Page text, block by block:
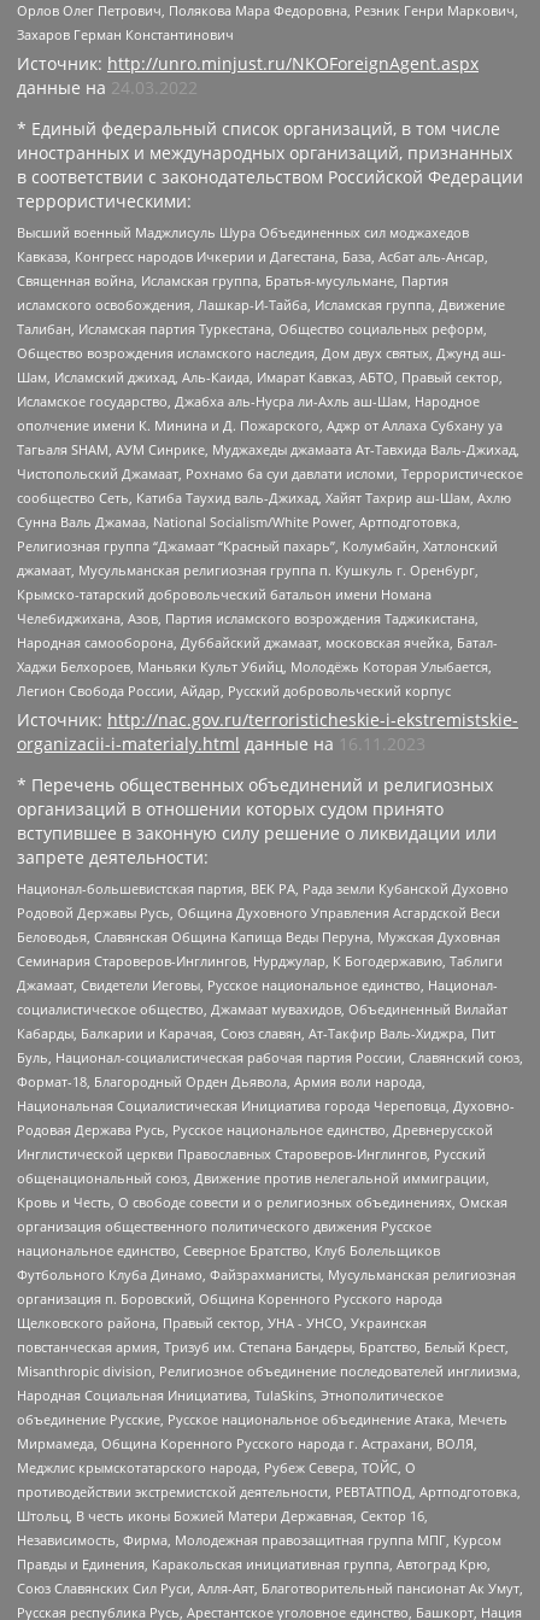
Орлов Олег Петрович, Полякова Мара Федоровна, Резник Генри Маркович,
Захаров Герман Константинович
Источник: http://unro.minjust.ru/NKOForeignAgent.aspx
данные на 24.03.2022
* Единый федеральный список организаций, в том числе
иностранных и международных организаций, признанных
в соответствии с законодательством Российской Федерации
террористическими:
Высший военный Маджлисуль Шура Объединенных сил моджахедов
Кавказа, Конгресс народов Ичкерии и Дагестана, База, Асбат аль-Ансар,
Священная война, Исламская группа, Братья-мусульмане, Партия
исламского освобождения, Лашкар-И-Тайба, Исламская группа, Движение
Талибан, Исламская партия Туркестана, Общество социальных реформ,
Общество возрождения исламского наследия, Дом двух святых, Джунд аш-
Шам, Исламский джихад, Аль-Каида, Имарат Кавказ, АБТО, Правый сектор,
Исламское государство, Джабха аль-Нусра ли-Ахль аш-Шам, Народное
ополчение имени К. Минина и Д. Пожарского, Аджр от Аллаха Субхану уа
Тагьаля SHAM, АУМ Синрике, Муджахеды джамаата Ат-Тавхида Валь-Джихад,
Чистопольский Джамаат, Рохнамо ба суи давлати исломи, Террористическое
сообщество Сеть, Катиба Таухид валь-Джихад, Хайят Тахрир аш-Шам, Ахлю
Сунна Валь Джамаа, National Socialism/White Power, Артподготовка,
Религиозная группа “Джамаат “Красный пахарь”, Колумбайн, Хатлонский
джамаат, Мусульманская религиозная группа п. Кушкуль г. Оренбург,
Крымско-татарский добровольческий батальон имени Номана
Челебиджихана, Азов, Партия исламского возрождения Таджикистана,
Народная самооборона, Дуббайский джамаат, московская ячейка, Батал-
Хаджи Белхороев, Маньяки Культ Убийц, Молодёжь Которая Улыбается,
Легион Свобода России, Айдар, Русский добровольческий корпус
Источник: http://nac.gov.ru/terroristicheskie-i-ekstremistskie-
organizacii-i-materialy.html данные на 16.11.2023
* Перечень общественных объединений и религиозных
организаций в отношении которых судом принято
вступившее в законную силу решение о ликвидации или
запрете деятельности:
Национал-большевистская партия, ВЕК РА, Рада земли Кубанской Духовно
Родовой Державы Русь, Община Духовного Управления Асгардской Веси
Беловодья, Славянская Община Капища Веды Перуна, Мужская Духовная
Семинария Староверов-Инглингов, Нурджулар, К Богодержавию, Таблиги
Джамаат, Свидетели Иеговы, Русское национальное единство, Национал-
социалистическое общество, Джамаат мувахидов, Объединенный Вилайат
Кабарды, Балкарии и Карачая, Союз славян, Ат-Такфир Валь-Хиджра, Пит
Буль, Национал-социалистическая рабочая партия России, Славянский союз,
Формат-18, Благородный Орден Дьявола, Армия воли народа,
Национальная Социалистическая Инициатива города Череповца, Духовно-
Родовая Держава Русь, Русское национальное единство, Древнерусской
Инглистической церкви Православных Староверов-Инглингов, Русский
общенациональный союз, Движение против нелегальной иммиграции,
Кровь и Честь, О свободе совести и о религиозных объединениях, Омская
организация общественного политического движения Русское
национальное единство, Северное Братство, Клуб Болельщиков
Футбольного Клуба Динамо, Файзрахманисты, Мусульманская религиозная
организация п. Боровский, Община Коренного Русского народа
Щелковского района, Правый сектор, УНА - УНСО, Украинская
повстанческая армия, Тризуб им. Степана Бандеры, Братство, Белый Крест,
Misanthropic division, Религиозное объединение последователей инглиизма,
Народная Социальная Инициатива, TulaSkins, Этнополитическое
объединение Русские, Русское национальное объединение Атака, Мечеть
Мирмамеда, Община Коренного Русского народа г. Астрахани, ВОЛЯ,
Меджлис крымскотатарского народа, Рубеж Севера, ТОЙС, О
противодействии экстремистской деятельности, РЕВТАТПОД, Артподготовка,
Штольц, В честь иконы Божией Матери Державная, Сектор 16,
Независимость, Фирма, Молодежная правозащитная группа МПГ, Курсом
Правды и Единения, Каракольская инициативная группа, Автоград Крю,
Союз Славянских Сил Руси, Алля-Аят, Благотворительный пансионат Ак Умут,
Русская республика Русь, Арестантское уголовное единство, Башкорт, Нация